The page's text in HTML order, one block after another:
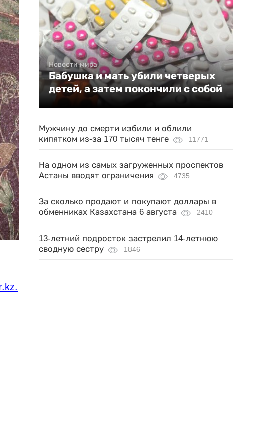
.
Новости мира
Бабушка и мать убили четверых
детей, а затем покончили с собой
Мужчину до смерти избили и облили
кипятком из-за 170 тысяч тенге
11771
На одном из самых загруженных проспектов
Астаны вводят ограничения
4735
За сколько продают и покупают доллары в
обменниках Казахстана 6 августа
2410
13-летний подросток застрелил 14-летнюю
сводную сестру
1846